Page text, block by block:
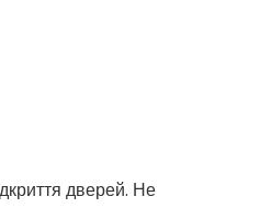
дверей. Не